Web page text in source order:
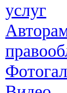
услуг